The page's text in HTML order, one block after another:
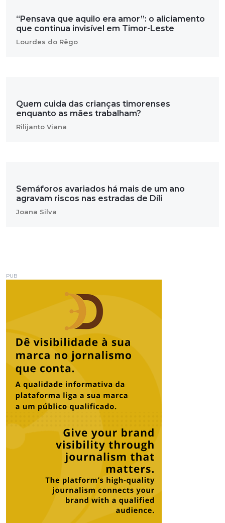
“Pensava que aquilo era amor”: o aliciamento
que continua invisível em Timor-Leste
Lourdes do Rêgo
Quem cuida das crianças timorenses
enquanto as mães trabalham?
Rilijanto Viana
Semáforos avariados há mais de um ano
agravam riscos nas estradas de Díli
Joana Silva
PUB